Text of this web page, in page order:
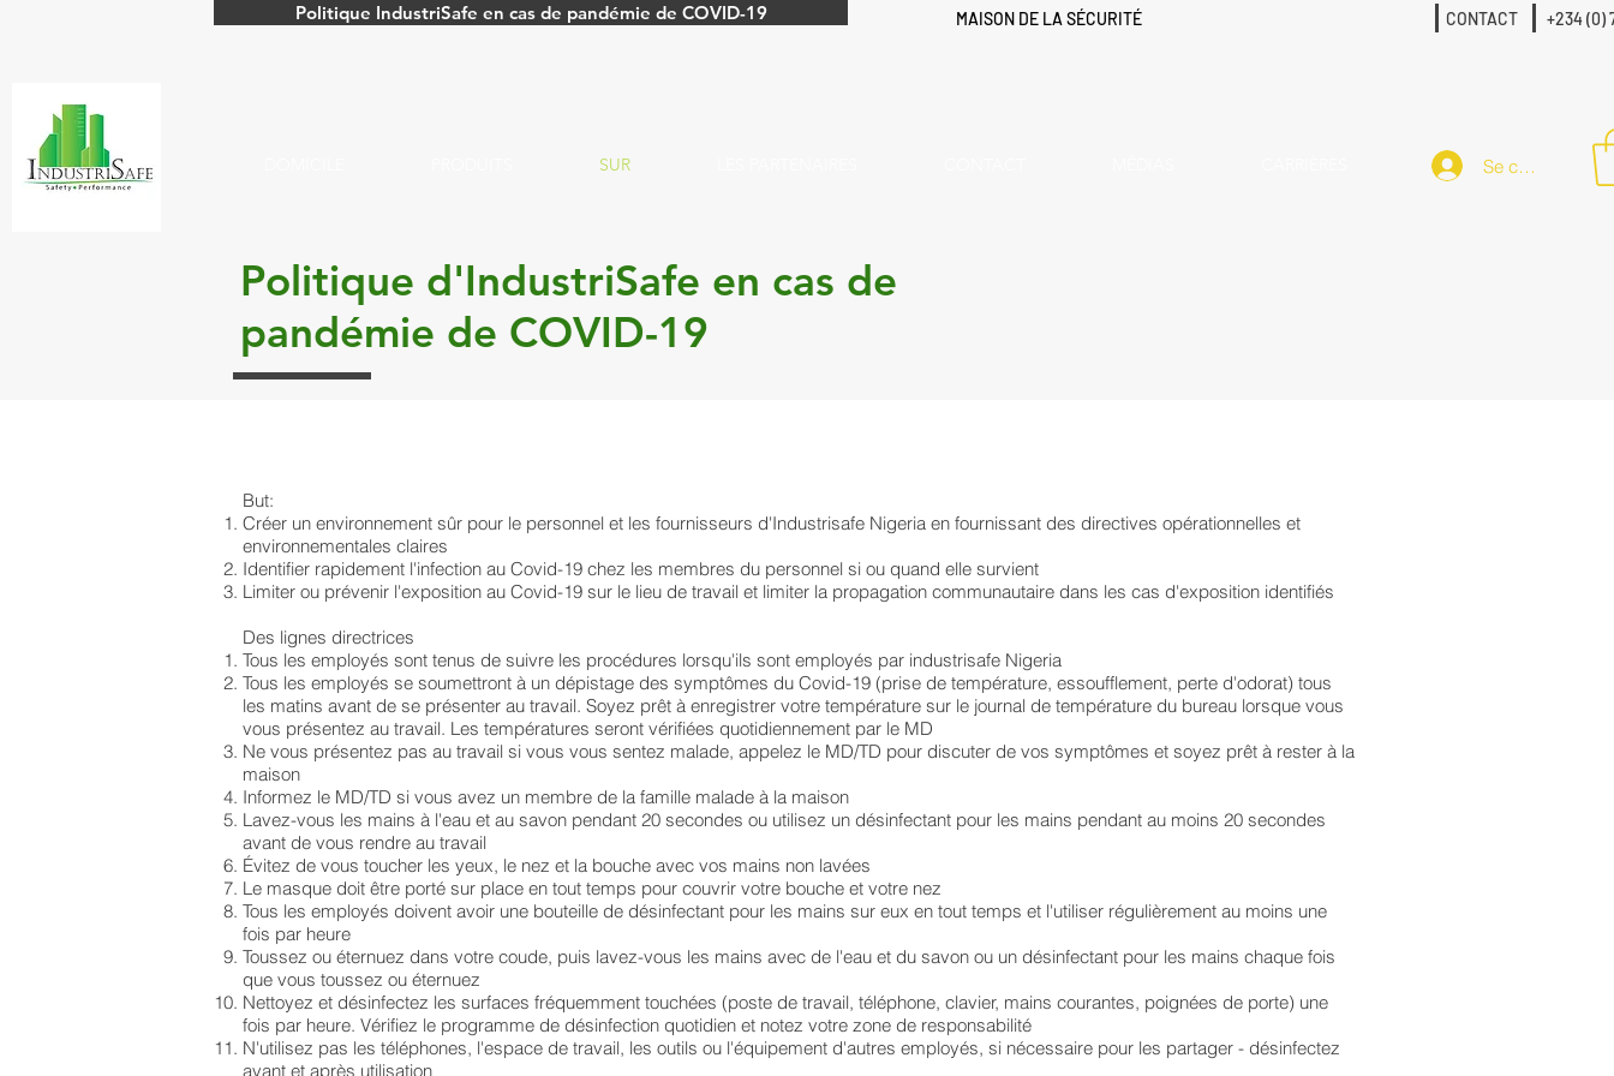
CONTACT +234 (0)
MAISON DE LA SÉCURITÉ
Politique IndustriSafe en cas de pandémie de COVID-19
SUR Se connecter
Politique d'IndustriSafe en cas de
pandémie de COVID-19
But:
Créer un environnement sûr pour le personnel et les fournisseurs d'Industrisafe Nigeria en fournissant des directives opérationnelles et
environnementales claires
Identifier rapidement l'infection au Covid-19 chez les membres du personnel si ou quand elle survient
Limiter ou prévenir l'exposition au Covid-19 sur le lieu de travail et limiter la propagation communautaire dans les cas d'exposition identifiés
Des lignes directrices
Tous les employés sont tenus de suivre les procédures lorsqu'ils sont employés par industrisafe Nigeria
Tous les employés se soumettront à un dépistage des symptômes du Covid-19 (prise de température, essoufflement, perte d'odorat) tous
les matins avant de se présenter au travail. Soyez prêt à enregistrer votre température sur le journal de température du bureau lorsque vous
vous présentez au travail. Les températures seront vérifiées quotidiennement par le MD
Ne vous présentez pas au travail si vous vous sentez malade, appelez le MD/TD pour discuter de vos symptômes et soyez prêt à rester à la
maison
Informez le MD/TD si vous avez un membre de la famille malade à la maison
Lavez-vous les mains à l'eau et au savon pendant 20 secondes ou utilisez un désinfectant pour les mains pendant au moins 20 secondes
avant de vous rendre au travail
Évitez de vous toucher les yeux, le nez et la bouche avec vos mains non lavées
Le masque doit être porté sur place en tout temps pour couvrir votre bouche et votre nez
Tous les employés doivent avoir une bouteille de désinfectant pour les mains sur eux en tout temps et l'utiliser régulièrement au moins une
fois par heure
Toussez ou éternuez dans votre coude, puis lavez-vous les mains avec de l'eau et du savon ou un désinfectant pour les mains chaque fois
que vous toussez ou éternuez
Nettoyez et désinfectez les surfaces fréquemment touchées (poste de travail, téléphone, clavier, mains courantes, poignées de porte) une
fois par heure. Vérifiez le programme de désinfection quotidien et notez votre zone de responsabilité
N'utilisez pas les téléphones, l'espace de travail, les outils ou l'équipement d'autres employés, si nécessaire pour les partager - désinfectez
avant et après utilisation